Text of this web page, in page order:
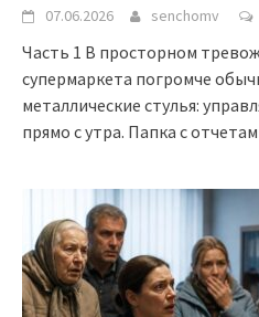
07.06.2026 senchomv
Часть 1 В просторном
супермаркета погромче
металлические стулья:
прямо с утра. Папка с